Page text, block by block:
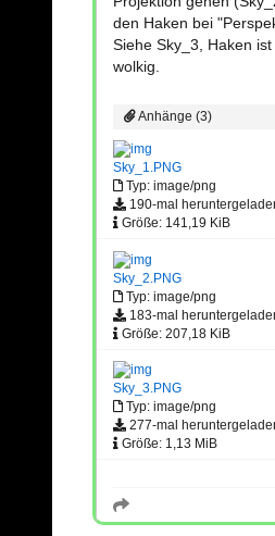
den Haken bei
Siehe Sky_3, Haken
wolkig.
Anhänge (3)
Sky_1.PNG
Typ: image/png
190-mal
Größe: 141,19 KiB
Sky_2.PNG
Typ: image/png
183-mal
Größe: 207,18 KiB
Sky_3.PNG
Typ: image/png
277-mal
Größe: 1,13 MiB